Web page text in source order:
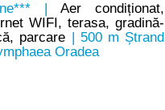
|Aer condiționat,
WIFI, terasa, gradină-
parcare | 500 m Ștrand
Oradea